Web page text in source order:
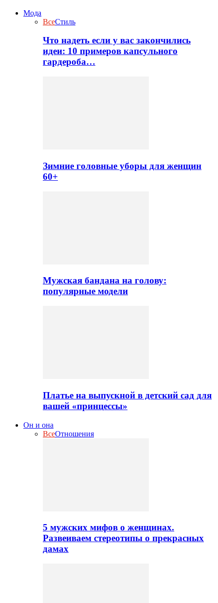
Мода
ВсеСтиль
Что надеть если у вас закончились
идеи: 10 примеров капсульного
гардероба…
Зимние головные уборы для женщин
60+
Мужская бандана на голову:
популярные модели
Платье на выпускной в детский сад для
вашей «принцессы»
Он и она
ВсеОтношения
5 мужских мифов о женщинах.
Развеиваем стереотипы о прекрасных
дамах